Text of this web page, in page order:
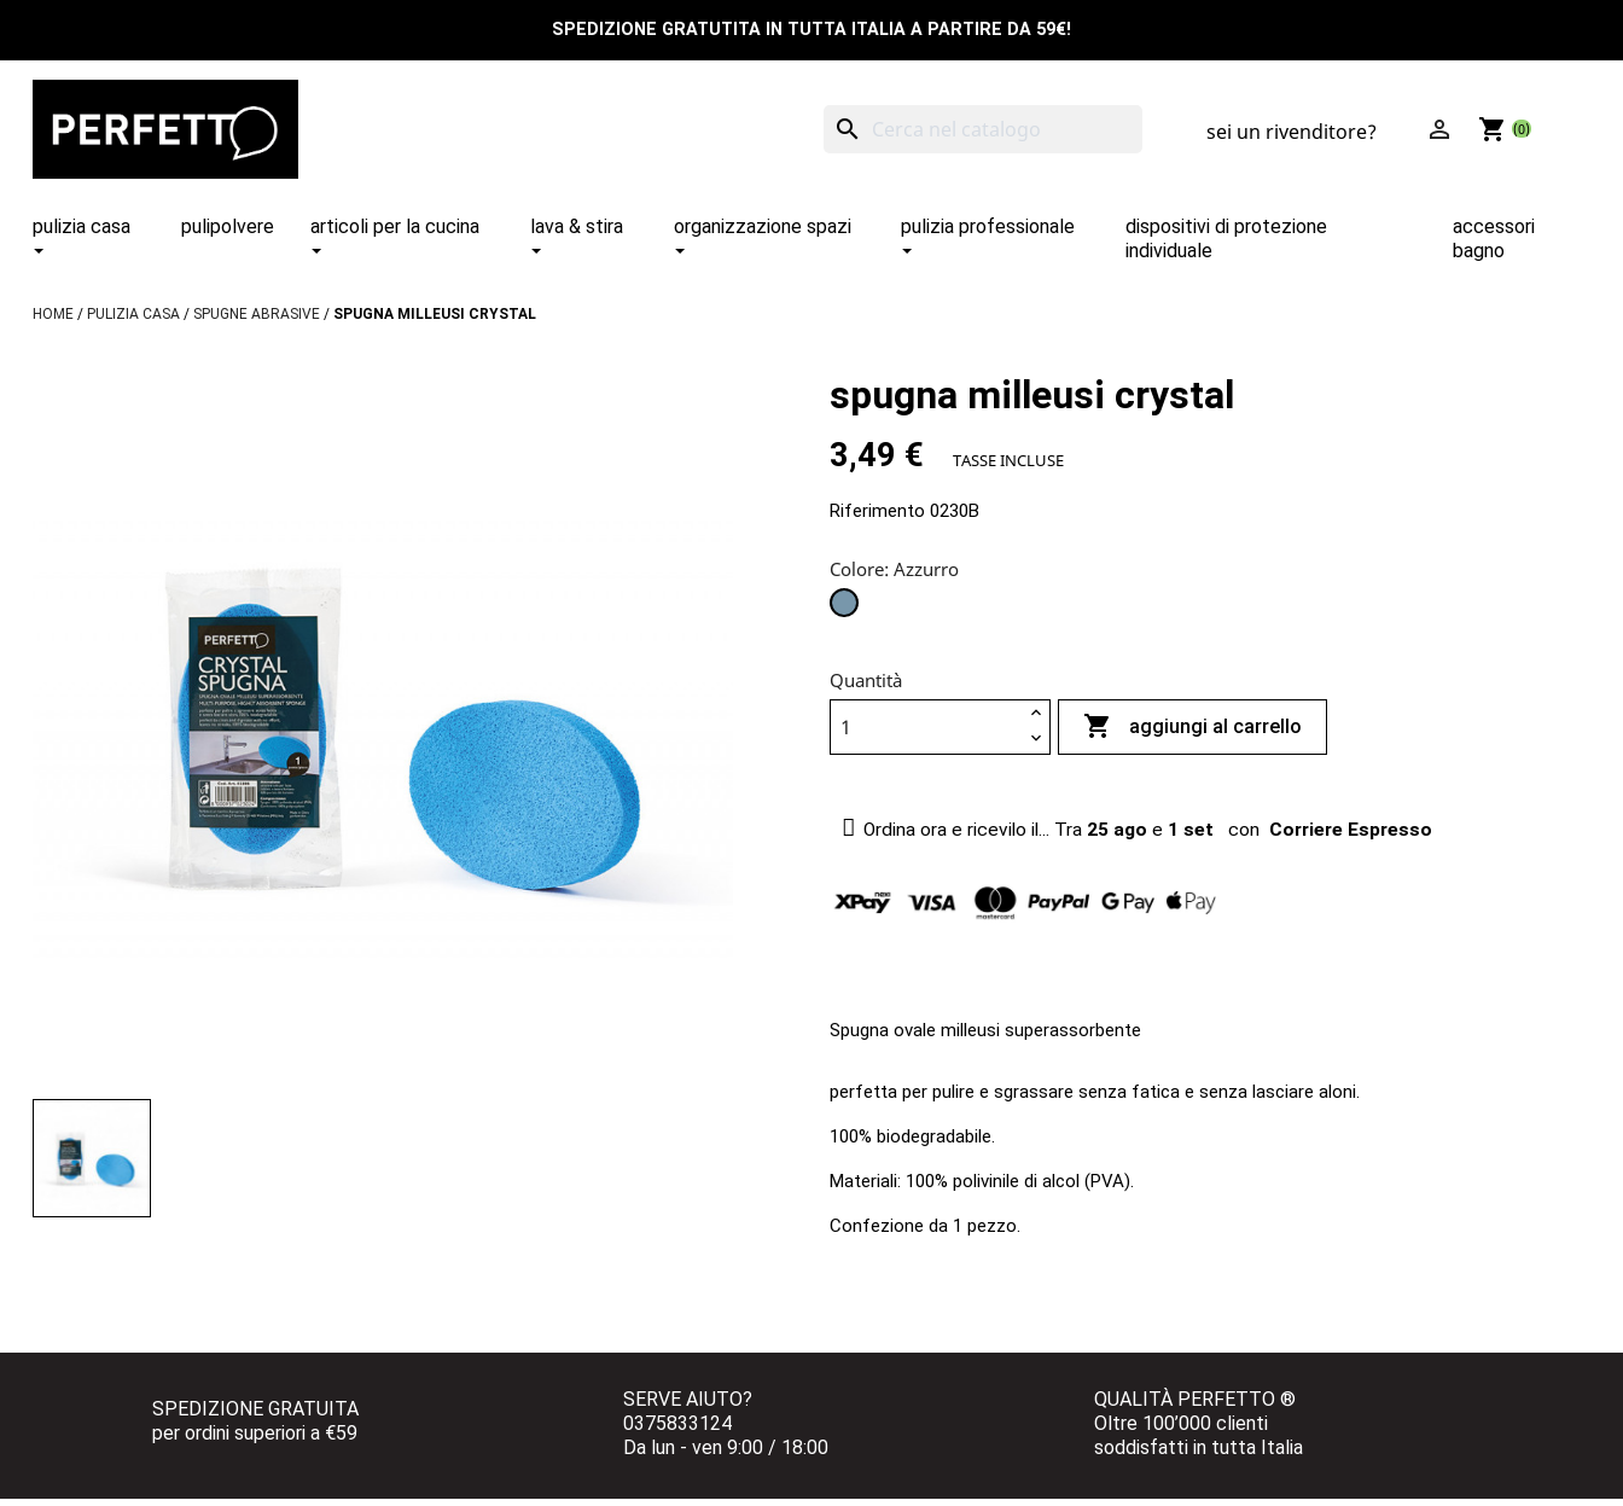
SPEDIZIONE GRATUTITA IN TUTTA ITALIA A PARTIRE DA 59€!
search sei un rivenditore?  shopping_cart (0)
pulizia casa pulipolvere articoli per la cucina lava & stira organizzazione spazi pulizia professionale
dispositivi di protezione
individuale
accessori
bagno
HOME PULIZIA CASA SPUGNE ABRASIVE SPUGNA MILLEUSI CRYSTAL
spugna milleusi crystal
3,49 € TASSE INCLUSE
Riferimento 0230B
Colore: Azzurro
Azzurro
Quantità
 aggiungi al carrello
Ordina ora e ricevilo il... Tra 25 ago e 1 set con Corriere Espresso
Spugna ovale milleusi superassorbente
perfetta per pulire e sgrassare senza fatica e senza lasciare aloni.
100% biodegradabile.
Materiali: 100% polivinile di alcol (PVA).
Confezione da 1 pezzo.
SPEDIZIONE GRATUITA
per ordini superiori a €59
SERVE AIUTO?
0375833124
Da lun - ven 9:00 / 18:00
QUALITÀ PERFETTO ®
Oltre 100’000 clienti
soddisfatti in tutta Italia